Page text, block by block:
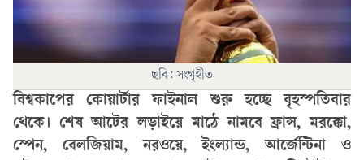
ছবি: সংগৃহীত
বিশ্বকাপের কোয়ার্টার ফাইনাল শুরু হচ্ছে বৃহস্পতিবার
থেকে। শেষ আটের লড়াইয়ে মাঠে নামবে ফ্রান্স, মরক্কো,
স্পেন, বেলজিয়াম, নরওয়ে, ইংল্যান্ড, আর্জেন্টিনা ও